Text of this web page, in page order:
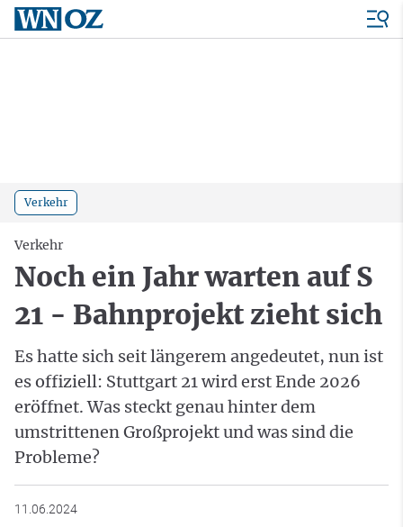
Verkehr
Verkehr
Noch ein Jahr warten auf S
21 - Bahnprojekt zieht sich
Es hatte sich seit längerem angedeutet, nun ist
es offiziell: Stuttgart 21 wird erst Ende 2026
eröffnet. Was steckt genau hinter dem
umstrittenen Großprojekt und was sind die
Probleme?
11.06.2024